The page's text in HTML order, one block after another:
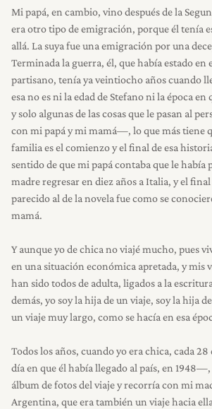
Mi papá, en cambio, vino después de la
era otro tipo de emigración, porque él tenía
allá. La suya fue una emigración por una
Terminada la guerra, él, que había estado
partisano, tenía ya veintiocho años cuando
esa no es ni la edad de Stefano ni la época
y solo algunas de las cosas que le pasan al
con mi papá y mi mamá—, lo que más tiene
familia es el comienzo y el final de esa
sentido de que mi papá contaba que le había
madre regresar en diez años a Italia, y el
parecido al de la novela fue como se
mamá.
Y aunque yo de chica no viajé mucho, pues
en una situación económica apretada, y mis
han sido todos de adulta, ligados a la
demás, yo soy la hija de un viaje, soy la hija
un viaje muy largo, como se hacía en esa
Todos los años, cuando yo era chica, cada
día en que él había llegado al país, en 1948—,
álbum de fotos del viaje y recorría con mi
Argentina, que era también un viaje hacia